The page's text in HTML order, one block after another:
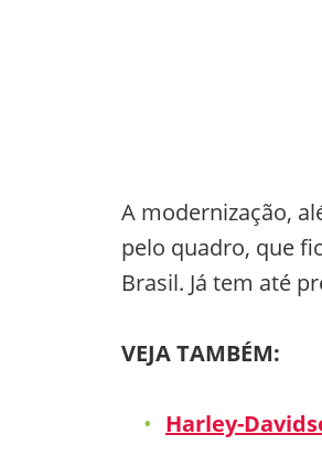
A modernização,
pelo quadro, que
Brasil. Já tem até
VEJA TAMBÉM:
Harley-